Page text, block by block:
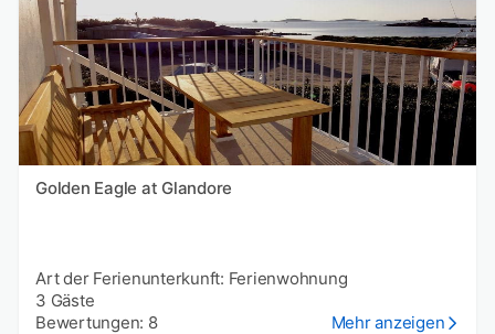
Golden Eagle at Glandore
Art der Ferienunterkunft: Ferienwohnung
3 Gäste
Bewertungen: 8
Mehr anzeigen